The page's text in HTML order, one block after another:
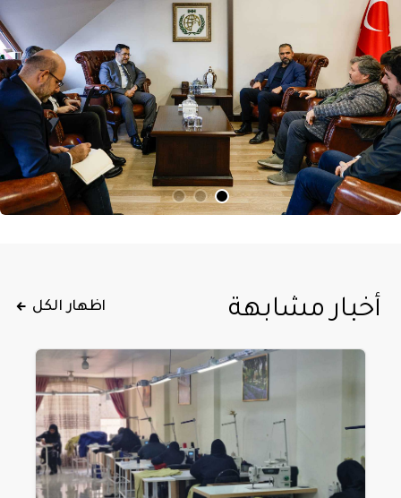
أخبار مشابهة اظهار الكل